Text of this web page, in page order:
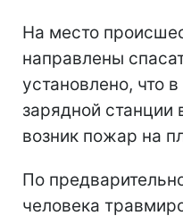
На место
направлены
установлено, что
зарядной
возник пожар на
По
человека